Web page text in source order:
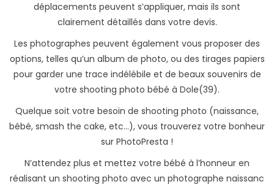
déplacements peuvent s’appliquer, mais ils sont
clairement détaillés dans votre devis.
Les photographes peuvent également vous proposer des
options, telles qu’un album de photo, ou des tirages papiers
pour garder une trace indélébile et de beaux souvenirs de
votre shooting photo bébé à Dole(39).
Quelque soit votre besoin de shooting photo (naissance,
bébé, smash the cake, etc...), vous trouverez votre bonheur
sur PhotoPresta !
N’attendez plus et mettez votre bébé à l’honneur en
réalisant un shooting photo avec un photographe naissanc